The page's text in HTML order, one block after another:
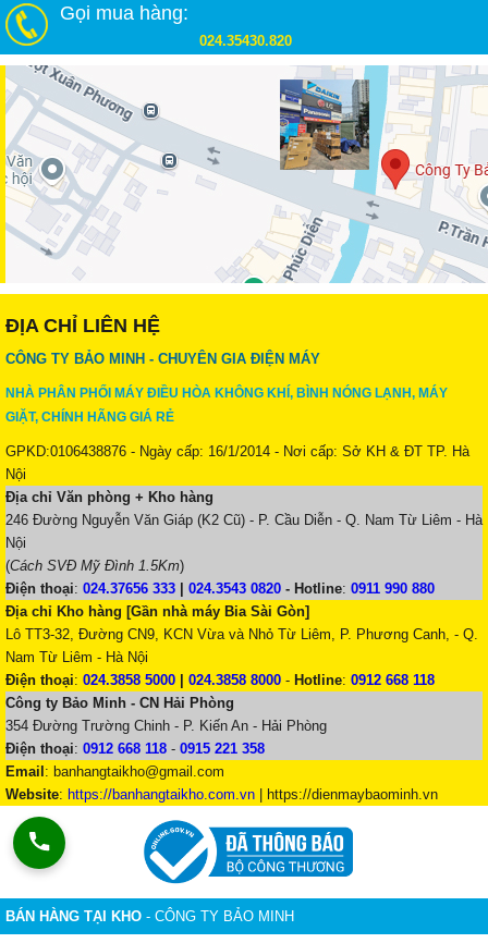
Gọi mua hàng:
024.35430.820
ĐỊA CHỈ LIÊN HỆ
CÔNG TY BẢO MINH - CHUYÊN GIA ĐIỆN MÁY
NHÀ PHÂN PHỐI MÁY ĐIỀU HÒA KHÔNG KHÍ, BÌNH NÓNG LẠNH, MÁY
GIẶT, CHÍNH HÃNG GIÁ RẺ
GPKD:0106438876 - Ngày cấp: 16/1/2014 - Nơi cấp: Sở KH & ĐT TP. Hà
Nội
Địa chỉ Văn phòng + Kho hàng
246 Đường Nguyễn Văn Giáp (K2 Cũ) - P. Cầu Diễn - Q. Nam Từ Liêm - Hà
Nội
(Cách SVĐ Mỹ Đình 1.5Km)
Điện thoại: 024.37656 333 | 024.3543 0820 - Hotline: 0911 990 880
Địa chỉ Kho hàng [Gần nhà máy Bia Sài Gòn]
Lô TT3-32, Đường CN9, KCN Vừa và Nhỏ Từ Liêm, P. Phương Canh, - Q.
Nam Từ Liêm - Hà Nội
Điện thoại: 024.3858 5000 | 024.3858 8000 - Hotline: 0912 668 118
Công ty Bảo Minh - CN Hải Phòng
354 Đường Trường Chinh - P. Kiến An - Hải Phòng
Điện thoại: 0912 668 118 - 0915 221 358
Email: banhangtaikho@gmail.com
Website: https://banhangtaikho.com.vn | https://dienmaybaominh.vn
BÁN HÀNG TẠI KHO - CÔNG TY BẢO MINH